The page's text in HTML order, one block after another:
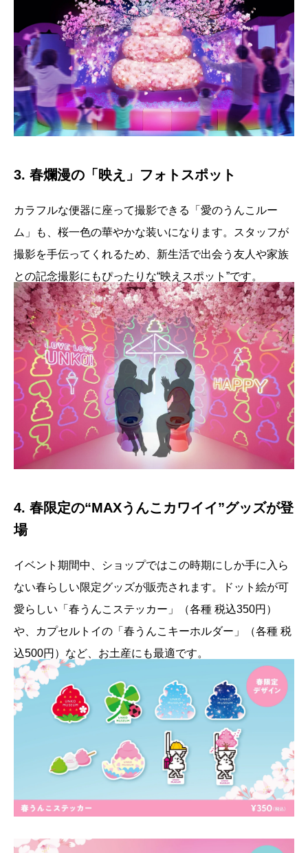
3. 春爛漫の「映え」フォトスポット
カラフルな便器に座って撮影できる「愛のうんこルー
ム」も、桜一色の華やかな装いになります。スタッフが
撮影を手伝ってくれるため、新生活で出会う友人や家族
との記念撮影にもぴったりな“映えスポット”です。
4. 春限定の“MAXうんこカワイイ”グッズが登
場
イベント期間中、ショップではこの時期にしか手に入ら
ない春らしい限定グッズが販売されます。ドット絵が可
愛らしい「春うんこステッカー」（各種 税込350円）
や、カプセルトイの「春うんこキーホルダー」（各種 税
込500円）など、お土産にも最適です。